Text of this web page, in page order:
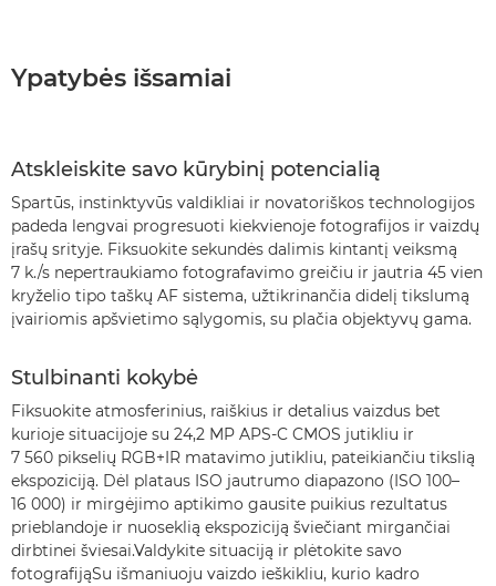
Ypatybės išsamiai
Atskleiskite savo kūrybinį potencialią
Spartūs, instinktyvūs valdikliai ir novatoriškos technologijos
padeda lengvai progresuoti kiekvienoje fotografijos ir vaizdų
įrašų srityje. Fiksuokite sekundės dalimis kintantį veiksmą
7 k./s nepertraukiamo fotografavimo greičiu ir jautria 45 vien
kryželio tipo taškų AF sistema, užtikrinančia didelį tikslumą
įvairiomis apšvietimo sąlygomis, su plačia objektyvų gama.
Stulbinanti kokybė
Fiksuokite atmosferinius, raiškius ir detalius vaizdus bet
kurioje situacijoje su 24,2 MP APS-C CMOS jutikliu ir
7 560 pikselių RGB+IR matavimo jutikliu, pateikiančiu tikslią
ekspoziciją. Dėl plataus ISO jautrumo diapazono (ISO 100–
16 000) ir mirgėjimo aptikimo gausite puikius rezultatus
prieblandoje ir nuoseklią ekspoziciją šviečiant mirgančiai
dirbtinei šviesai.Valdykite situaciją ir plėtokite savo
fotografijąSu išmaniuoju vaizdo ieškikliu, kurio kadro